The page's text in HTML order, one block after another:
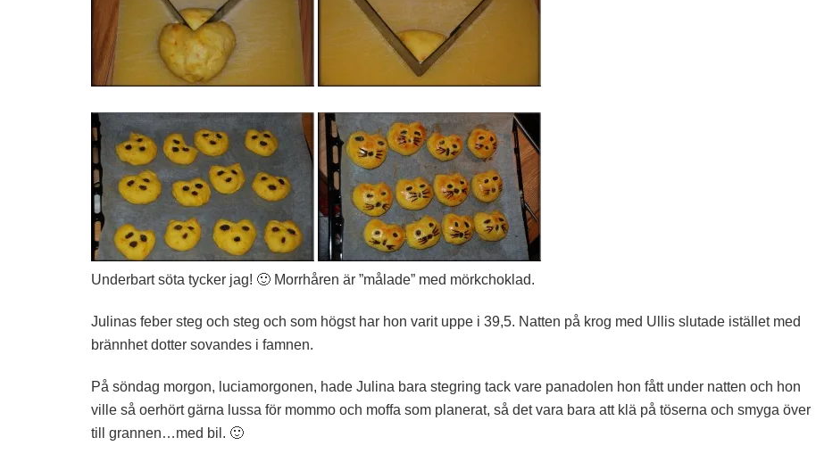
Underbart söta tycker jag! 🙂 Morrhåren är ”målade” med mörkchoklad.
Julinas feber steg och steg och som högst har hon varit uppe i 39,5. Natten på krog med Ullis slutade istället med
brännhet dotter sovandes i famnen.
På söndag morgon, luciamorgonen, hade Julina bara stegring tack vare panadolen hon fått under natten och hon
ville så oerhört gärna lussa för mommo och moffa som planerat, så det vara bara att klä på töserna och smyga över
till grannen…med bil. 🙂